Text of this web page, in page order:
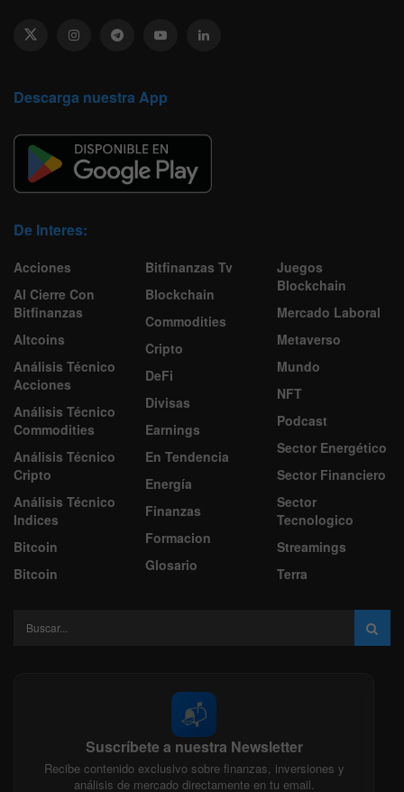
Descarga nuestra App
De Interes:
Acciones
Al Cierre Con
Bitfinanzas
Altcoins
Análisis Técnico
Acciones
Análisis Técnico
Commodities
Análisis Técnico
Cripto
Análisis Técnico
Indices
Bitcoin
Bitcoin
Bitfinanzas Tv
Blockchain
Commodities
Cripto
DeFi
Divisas
Earnings
En Tendencia
Energía
Finanzas
Formacion
Glosario
Juegos
Blockchain
Mercado Laboral
Metaverso
Mundo
NFT
Podcast
Sector Energético
Sector Financiero
Sector
Tecnologico
Streamings
Terra
📬
Suscríbete a nuestra Newsletter
Recibe contenido exclusivo sobre finanzas, inversiones y
análisis de mercado directamente en tu email.